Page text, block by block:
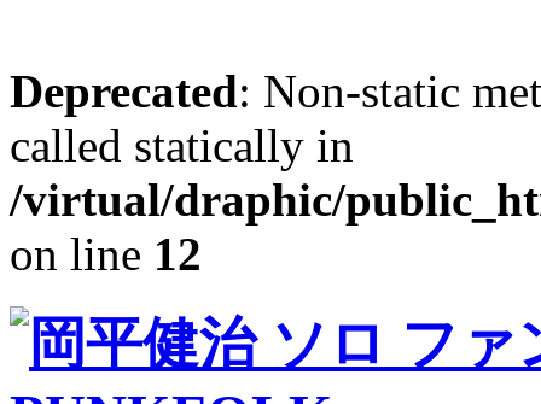
Deprecated: Non-static
called statically in
/virtual/draphic/
on line 12